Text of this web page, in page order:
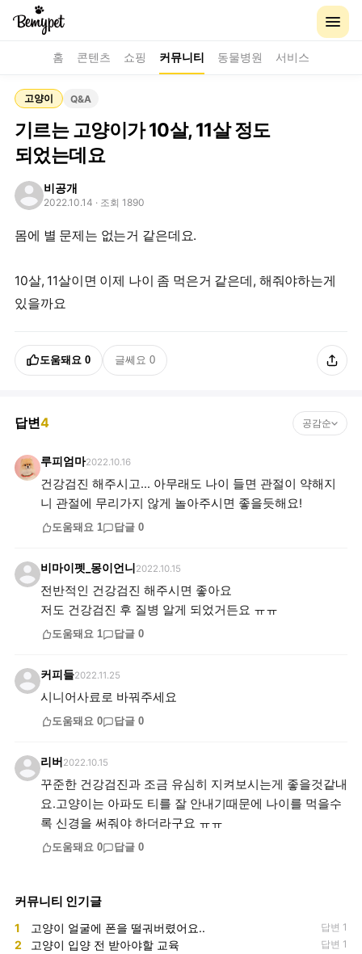
홈 콘텐츠 쇼핑 커뮤니티 동물병원 서비스
고양이 Q&A
기르는 고양이가 10살, 11살 정도
되었는데요
비공개
2022.10.14 · 조회 1890
몸에 별 문제는 없는거 같은데요.
10살, 11살이면 이제 나이 좀 먹은거 같은데, 해줘야하는게
있을까요
도움돼요 0 글쎄요 0
답변4 공감순
루피엄마2022.10.16
건강검진 해주시고... 아무래도 나이 들면 관절이 약해지
니 관절에 무리가지 않게 놀아주시면 좋을듯해요!
도움돼요 1 답글 0
비마이펫_몽이언니 2022.10.15
전반적인 건강검진 해주시면 좋아요
저도 건강검진 후 질병 알게 되었거든요 ㅠㅠ
도움돼요 1 답글 0
커피들2022.11.25
시니어사료로 바꿔주세요
도움돼요 0 답글 0
리버 2022.10.15
꾸준한 건강검진과 조금 유심히 지켜보시는게 좋을것같내
요.고양이는 아파도 티를 잘 안내기때문에 나이를 먹을수
록 신경을 써줘야 하더라구요 ㅠㅠ
도움돼요 0 답글 0
커뮤니티 인기글
1 고양이 얼굴에 폰을 떨궈버렸어요.. 답변 1
2 고양이 입양 전 받아야할 교육 답변 1